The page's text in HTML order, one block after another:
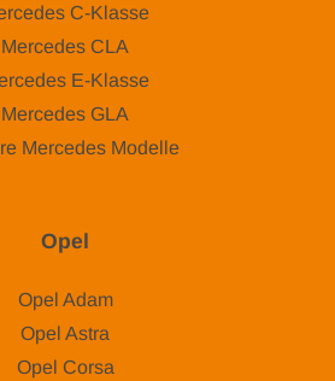
C-Klasse
Mercedes CLA
E-Klasse
Mercedes GLA
Mercedes Modelle
Opel
Opel Adam
Opel Astra
Opel Corsa